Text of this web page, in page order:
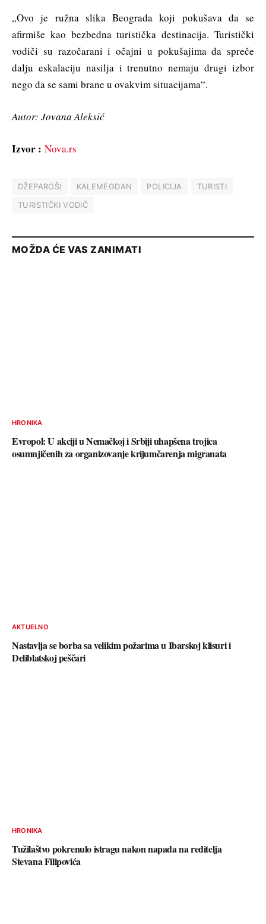
„Ovo je ružna slika Beograda koji pokušava da se
afirmiše kao bezbedna turistička destinacija. Turistički
vodiči su razočarani i očajni u pokušajima da spreče
dalju eskalaciju nasilja i trenutno nemaju drugi izbor
nego da se sami brane u ovakvim situacijama“.
Autor: Jovana Aleksić
Izvor : Nova.rs
DŽEPAROŠI KALEMEGDAN POLICIJA
TURISTI
TURISTIČKI VODIČ
MOŽDA ĆE VAS ZANIMATI
HRONIKA
Evropol: U akciji u Nemačkoj i Srbiji uhapšena trojica
osumnjičenih za organizovanje krijumčarenja migranata
AKTUELNO
Nastavlja se borba sa velikim požarima u Ibarskoj klisuri i
Deliblatskoj peščari
HRONIKA
Tužilaštvo pokrenulo istragu nakon napada na reditelja
Stevana Filipovića